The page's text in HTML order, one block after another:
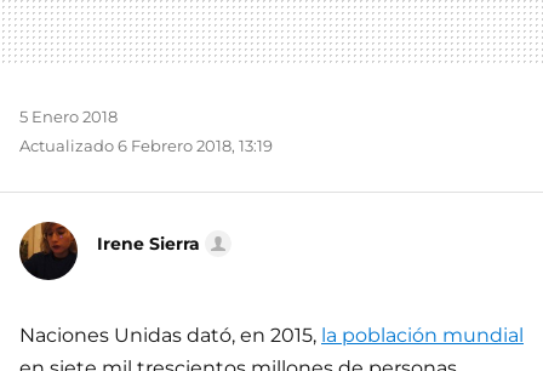
5 Enero 2018
Actualizado 6 Febrero 2018, 13:19
Irene Sierra
Naciones Unidas dató, en 2015, la población mundial